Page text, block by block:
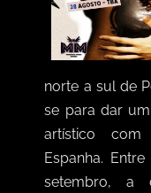
norte a sul de
se para dar
artístico
Espanha.
setembro, a